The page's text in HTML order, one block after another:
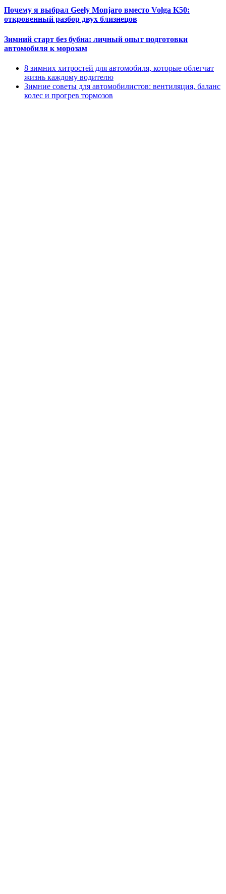
Почему я выбрал Geely Monjaro вместо Volga K50:
откровенный разбор двух близнецов
Зимний старт без бубна: личный опыт подготовки
автомобиля к морозам
8 зимних хитростей для автомобиля, которые облегчат
жизнь каждому водителю
Зимние советы для автомобилистов: вентиляция, баланс
колес и прогрев тормозов